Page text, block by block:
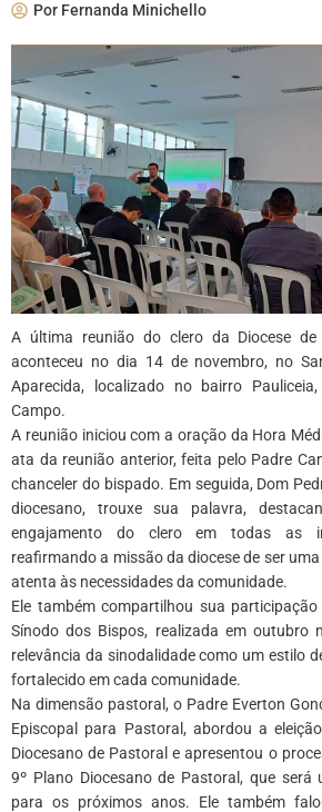
Por Fernanda Minichello
A última reunião do clero da Diocese
aconteceu no dia 14 de novembro, no
Aparecida, localizado no bairro
Campo.
A reunião iniciou com a oração da Hora
ata da reunião anterior, feita pelo Padre
chanceler do bispado. Em seguida, Dom
diocesano, trouxe sua palavra,
engajamento do clero em todas as
reafirmando a missão da diocese de ser
atenta às necessidades da comunidade.
Ele também compartilhou sua
Sínodo dos Bispos, realizada em outubro
relevância da sinodalidade como um estilo
fortalecido em cada comunidade.
Na dimensão pastoral, o Padre Everton
Episcopal para Pastoral, abordou a
Diocesano de Pastoral e apresentou o
9º Plano Diocesano de Pastoral, que
para os próximos anos. Ele também